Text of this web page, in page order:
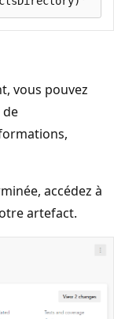
vous pouvez
de
accédez à
artefact.